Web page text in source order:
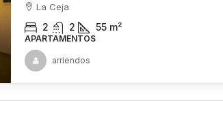
La Ceja
2 2 55 m²
APARTAMENTOS
arriendos